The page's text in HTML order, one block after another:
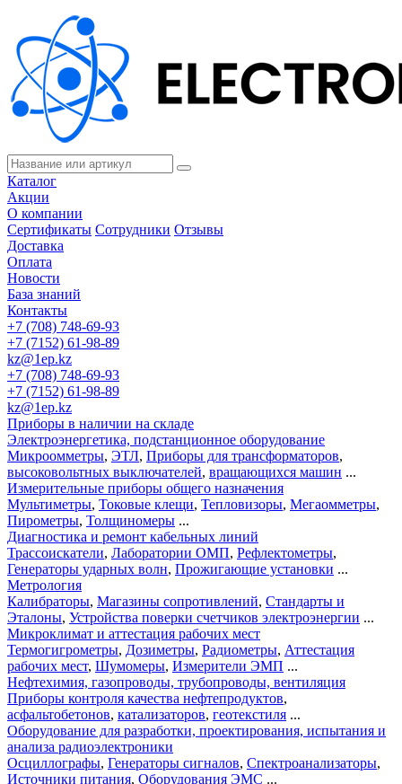
Каталог
Акции
О компании
Сертификаты Сотрудники Отзывы
Доставка
Оплата
Новости
База знаний
Контакты
+7 (708) 748-69-93
+7 (7152) 61-98-89
kz@1ep.kz
+7 (708) 748-69-93
+7 (7152) 61-98-89
kz@1ep.kz
Приборы в наличии на складе
Электроэнергетика, подстанционное оборудование
Микроомметры, ЭТЛ, Приборы для трансформаторов,
высоковольтных выключателей, вращающихся машин ...
Измерительные приборы общего назначения
Мультиметры, Токовые клещи, Тепловизоры, Мегаомметры,
Пирометры, Толщиномеры ...
Диагностика и ремонт кабельных линий
Трассоискатели, Лаборатории ОМП, Рефлектометры,
Генераторы ударных волн, Прожигающие установки ...
Метрология
Калибраторы, Магазины сопротивлений, Стандарты и
Эталоны, Устройства поверки счетчиков электроэнергии ...
Микроклимат и аттестация рабочих мест
Термогигрометры, Дозиметры, Радиометры, Аттестация
рабочих мест, Шумомеры, Измерители ЭМП ...
Нефтехимия, газопроводы, трубопроводы, вентиляция
Приборы контроля качества нефтепродуктов,
асфальтобетонов, катализаторов, геотекстиля ...
Оборудование для разработки, проектирования, испытания и
анализа радиоэлектроники
Осциллографы, Генераторы сигналов, Спектроанализаторы,
Источники питания, Оборудования ЭМС ...